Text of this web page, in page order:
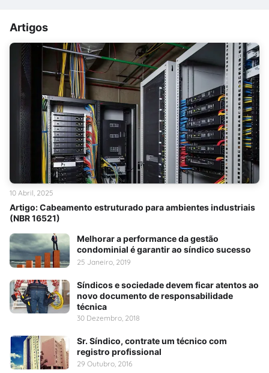
Artigos
Artigo: Cabeamento estruturado para ambientes industriais
(NBR 16521)
10 Abril, 2025
Melhorar a performance da gestão
condominial é garantir ao síndico sucesso
25 Janeiro, 2019
Síndicos e sociedade devem ficar atentos ao
novo documento de responsabilidade
técnica
30 Dezembro, 2018
Sr. Síndico, contrate um técnico com
registro profissional
29 Outubro, 2016